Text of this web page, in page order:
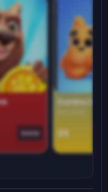
Game
Domino
$9